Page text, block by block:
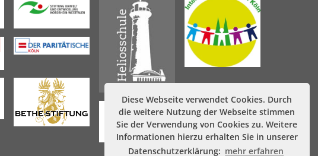
Diese Webseite verwendet Cookies. Durch
die weitere Nutzung der Webseite stimmen
Sie der Verwendung von Cookies zu. Weitere
Informationen hierzu erhalten Sie in unserer
Datenschutzerklärung: mehr erfahren